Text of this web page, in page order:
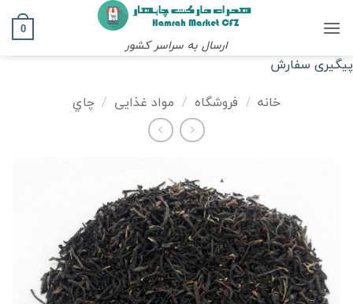
ارسال به سراسر کشور
0
پیگیری سفارش
خانه / فروشگاه / مواد غذایی / چاي